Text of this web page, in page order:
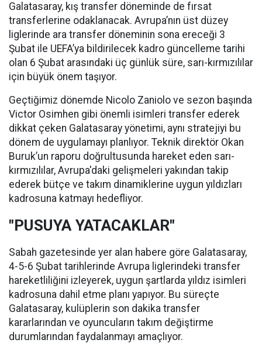
Galatasaray, kış transfer döneminde de fırsat
transferlerine odaklanacak. Avrupa’nın üst düzey
liglerinde ara transfer döneminin sona ereceği 3
Şubat ile UEFA’ya bildirilecek kadro güncelleme tarihi
olan 6 Şubat arasındaki üç günlük süre, sarı-kırmızılılar
için büyük önem taşıyor.
Geçtiğimiz dönemde Nicolo Zaniolo ve sezon başında
Victor Osimhen gibi önemli isimleri transfer ederek
dikkat çeken Galatasaray yönetimi, aynı stratejiyi bu
dönem de uygulamayı planlıyor. Teknik direktör Okan
Buruk’un raporu doğrultusunda hareket eden sarı-
kırmızılılar, Avrupa'daki gelişmeleri yakından takip
ederek bütçe ve takım dinamiklerine uygun yıldızları
kadrosuna katmayı hedefliyor.
"PUSUYA YATACAKLAR"
Sabah gazetesinde yer alan habere göre Galatasaray,
4-5-6 Şubat tarihlerinde Avrupa liglerindeki transfer
hareketliliğini izleyerek, uygun şartlarda yıldız isimleri
kadrosuna dahil etme planı yapıyor. Bu süreçte
Galatasaray, kulüplerin son dakika transfer
kararlarından ve oyuncuların takım değiştirme
durumlarından faydalanmayı amaçlıyor.